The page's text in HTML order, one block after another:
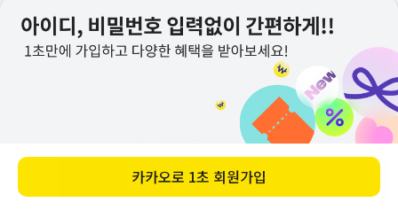
바로 구매하기
- 반품이 접수되었더라도 반송된 물품 상태 확인 후 사용
흔적이나 훼손 여부에 따라 교환 및 환불이 불가할 수 있
습니다.
환불은 적립금/예치금 환불 및 결제취소가 가능합니다.
결제취소의 경우 고객님께서 결제해주신 수단으로만 환
불이 가능합니다. 카드결제건 취소 및 환불 시 현금환불
반품건 수령 및 물품 확인 후 환불 절차가 진행되며, 신용
카드 및 휴대폰 결제의 경우 결제일자에 맞추어 대금이
카카오로 1초 회원가입